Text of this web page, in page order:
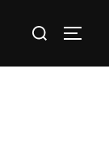
Suchen